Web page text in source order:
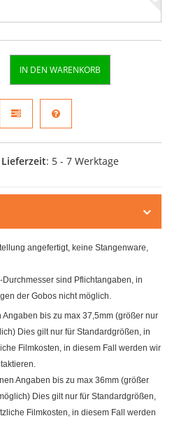
IN DEN WARENKORB
Lieferzeit: 5 - 7 Werktage
angefertigt, keine Stangenware,
sind Pflichtangaben, in
der Gobos nicht möglich.
bis zu max 37,5mm (größer nur
Dies gilt nur für Standardgrößen, in
Filmkosten, in diesem Fall werden wir
Angaben bis zu max 36mm (größer
Dies gilt nur für Standardgrößen,
Filmkosten, in diesem Fall werden